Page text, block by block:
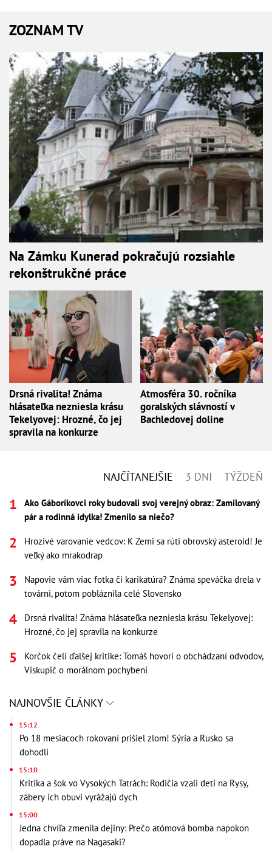
ZOZNAM TV
Na Zámku Kunerad pokračujú rozsiahle
rekonštrukčné práce
Drsná rivalita! Známa
hlásateľka nezniesla krásu
Tekelyovej: Hrozné, čo jej
spravila na konkurze
Atmosféra 30. ročníka
goralských slávností v
Bachledovej doline
NAJČÍTANEJŠIE 3 DNI TÝŽDEŇ
Ako Gáboríkovci roky budovali svoj verejný obraz: Zamilovaný
pár a rodinná idylka! Zmenilo sa niečo?
Hrozivé varovanie vedcov: K Zemi sa rúti obrovský asteroid! Je
veľký ako mrakodrap
Napovie vám viac fotka či karikatúra? Známa speváčka drela v
továrni, potom pobláznila celé Slovensko
Drsná rivalita! Známa hlásateľka nezniesla krásu Tekelyovej:
Hrozné, čo jej spravila na konkurze
Korčok čelí ďalšej kritike: Tomáš hovorí o obchádzaní odvodov,
Viskupič o morálnom pochybení
NAJNOVŠIE ČLÁNKY
15:12
Po 18 mesiacoch rokovaní prišiel zlom! Sýria a Rusko sa
dohodli
15:10
Kritika a šok vo Vysokých Tatrách: Rodičia vzali deti na Rysy,
zábery ich obuvi vyrážajú dych
15:00
Jedna chvíľa zmenila dejiny: Prečo atómová bomba napokon
dopadla práve na Nagasaki?